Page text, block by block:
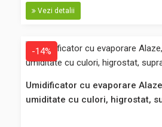
48,00 Lei
42,00 Lei
Adaugă în
Vezi detalii
-14%
Umidificator cu evaporare
umiditate cu culori, higrostat,